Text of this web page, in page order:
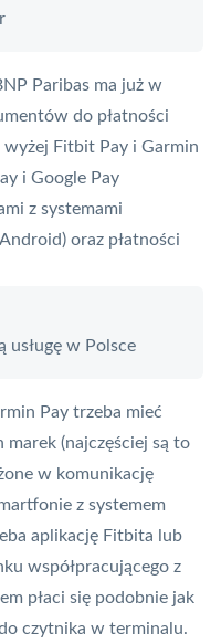
Paribas ma już w
do płatności
Fitbit Pay i Garmin
i Google Pay
z systemami
oraz płatności
w Polsce
Pay trzeba mieć
marek (najczęściej są to
w komunikację
z systemem
aplikację Fitbita lub
współpracującego z
płaci się podobnie jak
czytnika w terminalu.